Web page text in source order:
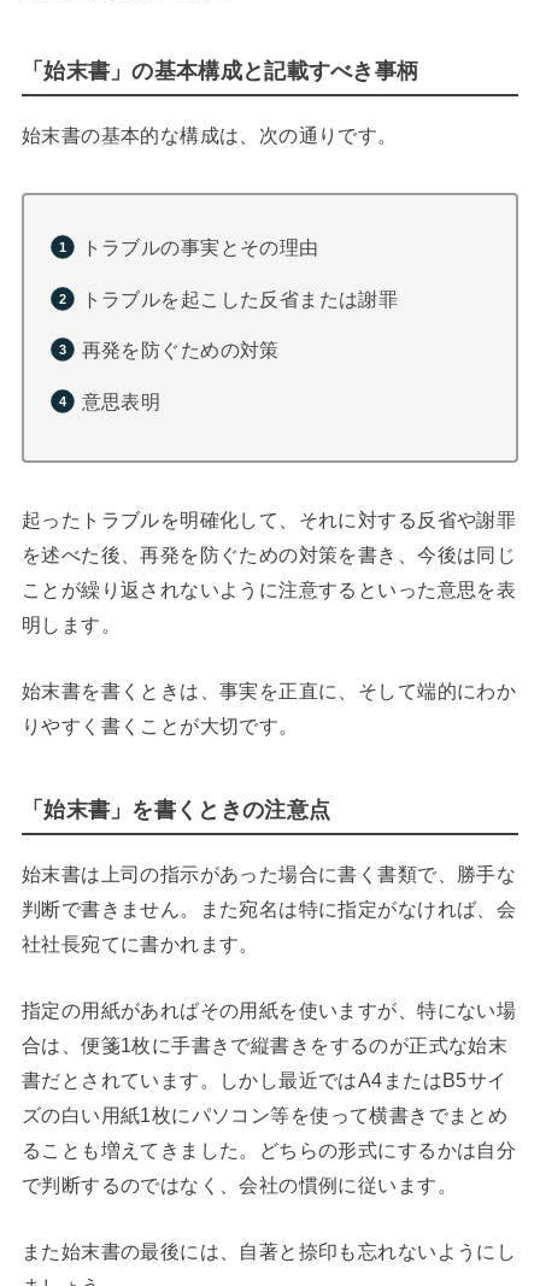
「始末書」の基本構成と記載すべき事柄
始末書の基本的な構成は、次の通りです。
トラブルの事実とその理由
トラブルを起こした反省または謝罪
再発を防ぐための対策
意思表明
起ったトラブルを明確化して、それに対する反省や謝罪
を述べた後、再発を防ぐための対策を書き、今後は同じ
ことが繰り返されないように注意するといった意思を表
明します。
始末書を書くときは、事実を正直に、そして端的にわか
りやすく書くことが大切です。
「始末書」を書くときの注意点
始末書は上司の指示があった場合に書く書類で、勝手な
判断で書きません。また宛名は特に指定がなければ、会
社社長宛てに書かれます。
指定の用紙があればその用紙を使いますが、特にない場
合は、便箋1枚に手書きで縦書きをするのが正式な始末
書だとされています。しかし最近ではA4 またはB5サイ
ズの白い用紙1枚にパソコン等を使って横書きでまとめ
ることも増えてきました。どちらの形式にするかは自分
で判断するのではなく、会社の慣例に従います。
また始末書の最後には、自著と捺印も忘れないようにし